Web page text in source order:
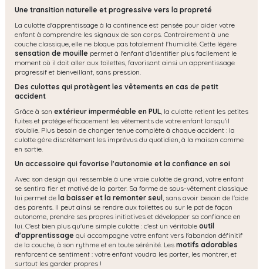
Une transition naturelle et progressive vers la propreté
La culotte d'apprentissage à la continence est pensée pour aider votre
enfant à comprendre les signaux de son corps. Contrairement à une
couche classique, elle ne bloque pas totalement l'humidité. Cette légère
sensation de mouille permet à l'enfant d'identifier plus facilement le
moment où il doit aller aux toilettes, favorisant ainsi un apprentissage
progressif et bienveillant, sans pression.
Des culottes qui protègent les vêtements en cas de petit
accident
Grâce à son extérieur imperméable en PUL , la culotte retient les petites
fuites et protège efficacement les vêtements de votre enfant lorsqu'il
s'oublie. Plus besoin de changer tenue complète à chaque accident : la
culotte gère discrètement les imprévus du quotidien, à la maison comme
en sortie.
Un accessoire qui favorise l'autonomie et la confiance en soi
Avec son design qui ressemble à une vraie culotte de grand, votre enfant
se sentira fier et motivé de la porter. Sa forme de sous-vêtement classique
lui permet de la baisser et la remonter seul, sans avoir besoin de l'aide
des parents. Il peut ainsi se rendre aux toilettes ou sur le pot de façon
autonome, prendre ses propres initiatives et développer sa confiance en
lui. C'est bien plus qu'une simple culotte : c'est un véritable outil
d'apprentissage qui accompagne votre enfant vers l'abandon définitif
de la couche, à son rythme et en toute sérénité. Les motifs adorables
renforcent ce sentiment : votre enfant voudra les porter, les montrer, et
surtout les garder propres !